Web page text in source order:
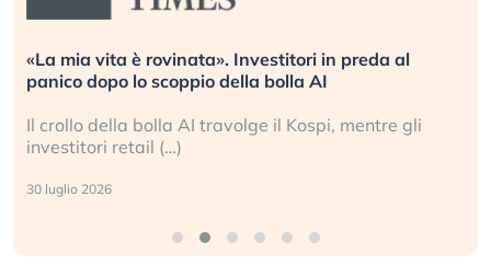
Quando la finanza pesa più dell’economia reale.
L’America sta ripetendo gli errori del 2008?
La ricchezza mondiale cresce, ma è sempre più
sganciata dall’economia reale. (…)
24 luglio 2026